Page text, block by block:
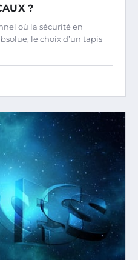
?
où la sécurité en
le choix d’un tapis